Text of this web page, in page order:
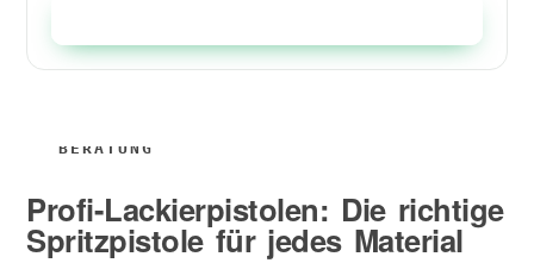
Profi-Lackierpistolen: Die richtige
Spritzpistole für jedes Material